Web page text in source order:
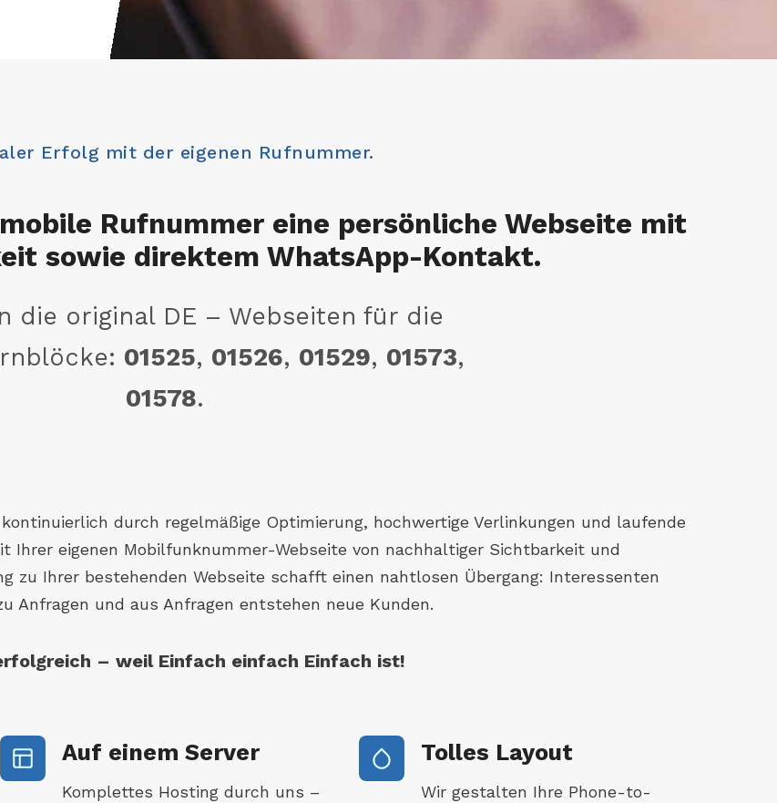
Erfolg mit der eigenen Rufnummer.
Rufnummer eine persönliche Webseite mit
sowie direktem WhatsApp-Kontakt.
die original DE – Webseiten für die
01525, 01526, 01529, 01573,
01578.
durch regelmäßige Optimierung, hochwertige Verlinkungen und laufende
Ihrer eigenen Mobilfunknummer-Webseite von nachhaltiger Sichtbarkeit und
zu Ihrer bestehenden Webseite schafft einen nahtlosen Übergang: Interessenten
Anfragen und aus Anfragen entstehen neue Kunden.
– weil Einfach einfach Einfach ist!
Auf einem Server
Komplettes Hosting durch uns –
Tolles Layout
Wir gestalten Ihre Phone-to-